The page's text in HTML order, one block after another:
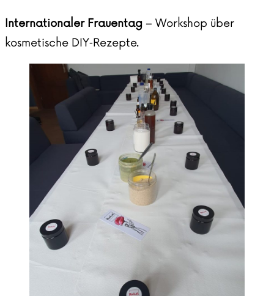
Internationaler Frauentag – Workshop über
kosmetische DIY‑Rezepte.